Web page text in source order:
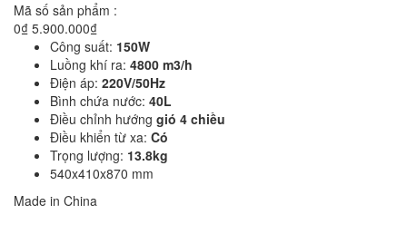
Mã số sản phẩm :
0₫ 5.900.000₫
Công suất: 150W
Luồng khí ra: 4800 m3/h
Điện áp: 220V/50Hz
Bình chứa nước: 40L
Điều chỉnh hướng gió 4 chiều
Điều khiển từ xa: Có
Trọng lượng: 13.8kg
540x410x870 mm
Made in China